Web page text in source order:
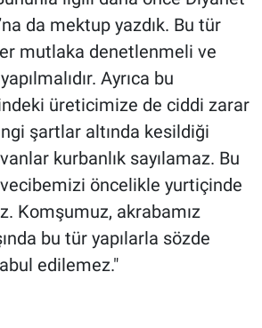
da mektup yazdık. Bu tür
mutlaka denetlenmeli ve
Ayrıca bu
üreticimize de ciddi zarar
şartlar altında kesildiği
kurbanlık sayılamaz. Bu
öncelikle yurtiçinde
Komşumuz, akrabamız
bu tür yapılarla sözde
edilemez."